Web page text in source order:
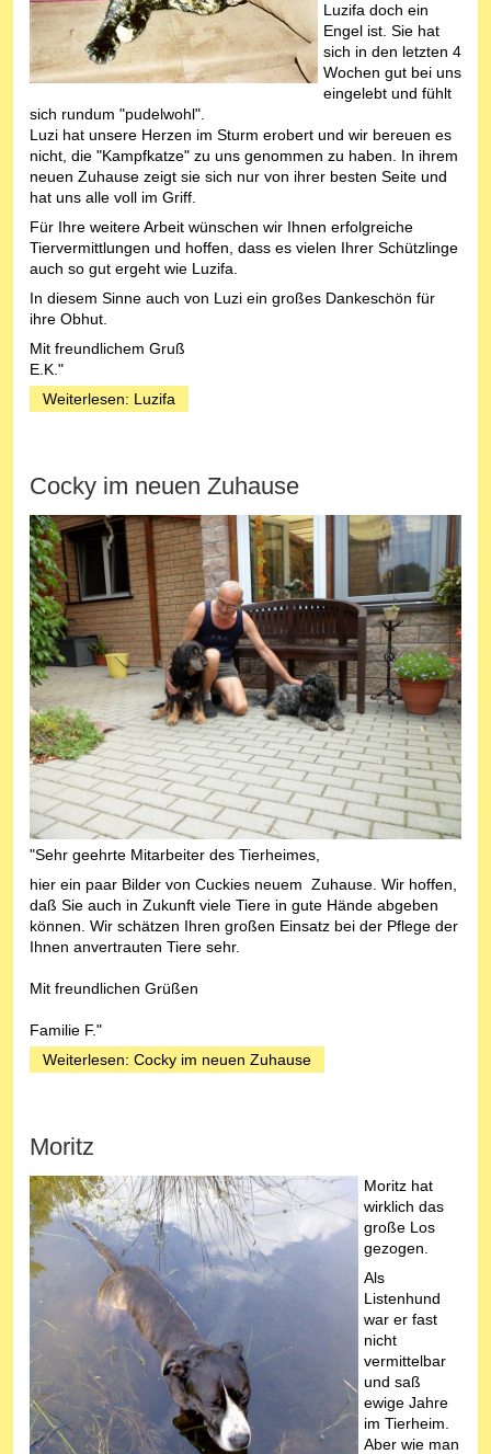
Luzifa doch ein
Engel ist. Sie hat
sich in den letzten 4
Wochen gut bei uns
eingelebt und fühlt
sich rundum "pudelwohl".
Luzi hat unsere Herzen im Sturm erobert und wir bereuen es
nicht, die "Kampfkatze" zu uns genommen zu haben. In ihrem
neuen Zuhause zeigt sie sich nur von ihrer besten Seite und
hat uns alle voll im Griff.
Für Ihre weitere Arbeit wünschen wir Ihnen erfolgreiche
Tiervermittlungen und hoffen, dass es vielen Ihrer Schützlinge
auch so gut ergeht wie Luzifa.
In diesem Sinne auch von Luzi ein großes Dankeschön für
ihre Obhut.
Mit freundlichem Gruß
E.K."
Weiterlesen: Luzifa
Cocky im neuen Zuhause
"Sehr geehrte Mitarbeiter des Tierheimes,
hier ein paar Bilder von Cuckies neuem Zuhause. Wir hoffen,
daß Sie auch in Zukunft viele Tiere in gute Hände abgeben
können. Wir schätzen Ihren großen Einsatz bei der Pflege der
Ihnen anvertrauten Tiere sehr.
Mit freundlichen Grüßen
Familie F."
Weiterlesen: Cocky im neuen Zuhause
Moritz
Moritz hat
wirklich das
große Los
gezogen.
Als
Listenhund
war er fast
nicht
vermittelbar
und saß
ewige Jahre
im Tierheim.
Aber wie man